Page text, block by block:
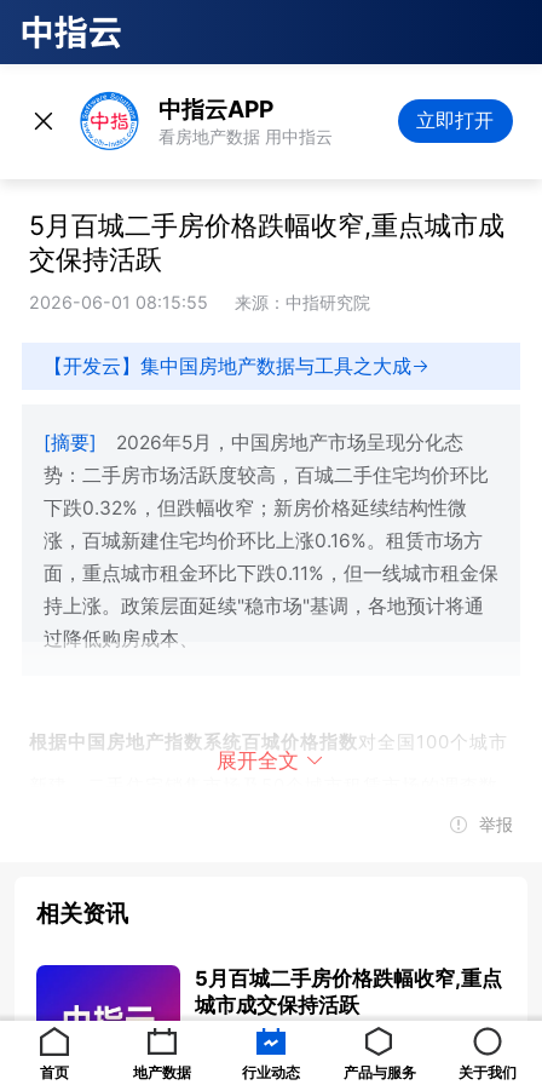
中指云APP
看房地产数据 用中指云
立即打开
5月百城二手房价格跌幅收窄,重点城市成
交保持活跃
2026-06-01 08:15:55 来源：中指研究院
【开发云】集中国房地产数据与工具之大成
[摘要]
2026年5月，中国房地产市场呈现分化态
势：二手房市场活跃度较高，百城二手住宅均价环比
下跌0.32%，但跌幅收窄；新房价格延续结构性微
涨，百城新建住宅均价环比上涨0.16%。租赁市场方
面，重点城市租金环比下跌0.11%，但一线城市租金保
持上涨。政策层面延续"稳市场"基调，各地预计将通
过降低购房成本、
根据中国房地产指数系统百城价格指数对全国100个城市
据：2026年5月，二手房市场保持较高活跃度，热度持
米，环比下跌0.32%，跌幅较上月收窄0.14个百分点，
同比下跌7.99%，较上月收窄0.35个百分点。核心城市
中，上海二手房价格已连续3个月上涨。
百城新建住宅均价
为17156元/平方米，环比上涨
展开全文
举报
相关资讯
5月百城二手房价格跌幅收窄,重点
城市成交保持活跃
2026-06-01 08:15:55
首页 地产数据 行业动态 产品与服务 关于我们